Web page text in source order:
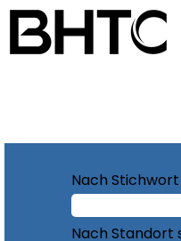
Nach
Nach Standort